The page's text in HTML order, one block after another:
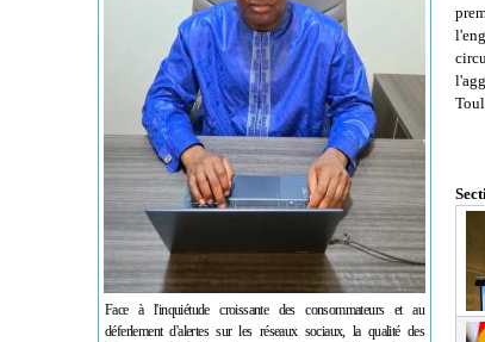
Face à l'inquiétude croissante des consommateurs et au
déferlement d'alertes sur les réseaux sociaux, la qualité des